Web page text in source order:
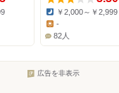
Dinner:
￥2,000～￥2,999
Lunch:
-
82人
広告を非表示